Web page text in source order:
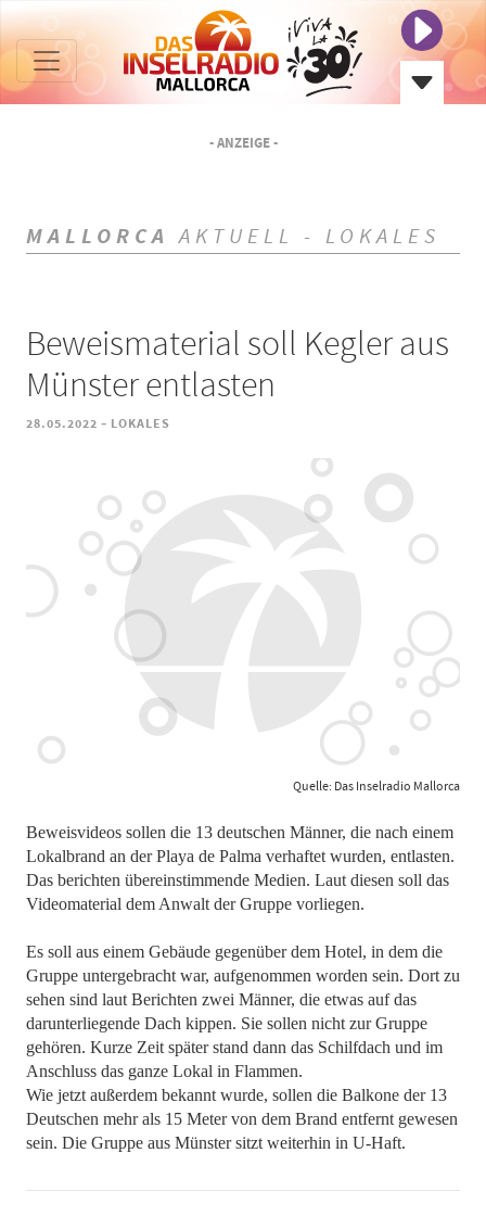
- ANZEIGE -
MALLORCA AKTUELL - LOKALES
Beweismaterial soll Kegler aus
Münster entlasten
28.05.2022 - LOKALES
Quelle: Das Inselradio Mallorca
Beweisvideos sollen die 13 deutschen Männer, die nach einem
Lokalbrand an der Playa de Palma verhaftet wurden, entlasten.
Das berichten übereinstimmende Medien. Laut diesen soll das
Videomaterial dem Anwalt der Gruppe vorliegen.
Es soll aus einem Gebäude gegenüber dem Hotel, in dem die
Gruppe untergebracht war, aufgenommen worden sein. Dort zu
sehen sind laut Berichten zwei Männer, die etwas auf das
darunterliegende Dach kippen. Sie sollen nicht zur Gruppe
gehören. Kurze Zeit später stand dann das Schilfdach und im
Anschluss das ganze Lokal in Flammen.
Wie jetzt außerdem bekannt wurde, sollen die Balkone der 13
Deutschen mehr als 15 Meter von dem Brand entfernt gewesen
sein. Die Gruppe aus Münster sitzt weiterhin in U-Haft.